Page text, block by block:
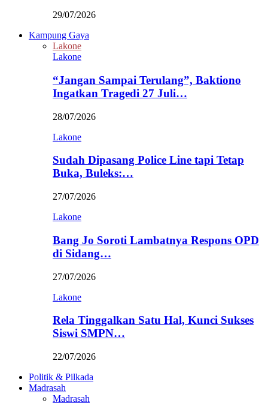
29/07/2026
Kampung Gaya
Lakone
Lakone
“Jangan Sampai Terulang”, Baktiono
Ingatkan Tragedi 27 Juli…
28/07/2026
Lakone
Sudah Dipasang Police Line tapi Tetap
Buka, Buleks:…
27/07/2026
Lakone
Bang Jo Soroti Lambatnya Respons OPD
di Sidang…
27/07/2026
Lakone
Rela Tinggalkan Satu Hal, Kunci Sukses
Siswi SMPN…
22/07/2026
Politik & Pilkada
Madrasah
Madrasah